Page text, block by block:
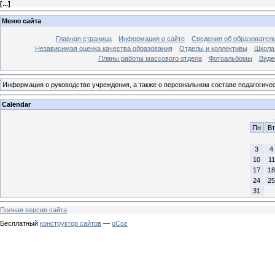
[...]
Меню сайта
Главная страница Информация о сайте
Сведения об
Независимая оценка качества образования
Отделы и коллективы
Школа
Планы работы массового отдела
Фотоальбомы
Информация о руководстве учреждения, а также о персональном составе
Calendar
Пн
Вт
3
4
10
11
17
18
24
25
31
Полная версия сайта
Бесплатный конструктор сайтов — uCoz